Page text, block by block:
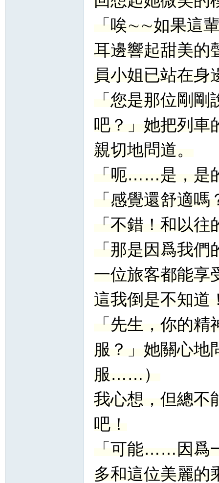
「唉∼∼如果這
耳邊響起甜美的
員小姐已站在身
「您是那位剛
吧？」她把列車
親切地問道。
「呃……是，是
「感覺還舒適嗎
「不錯！和以
「那是因爲我
一位旅客都能享
這我倒是不知道
「先生，你的
服？」她關心
服……）
我心想，但總不
吧！
「可能……因爲
多和這位美麗的